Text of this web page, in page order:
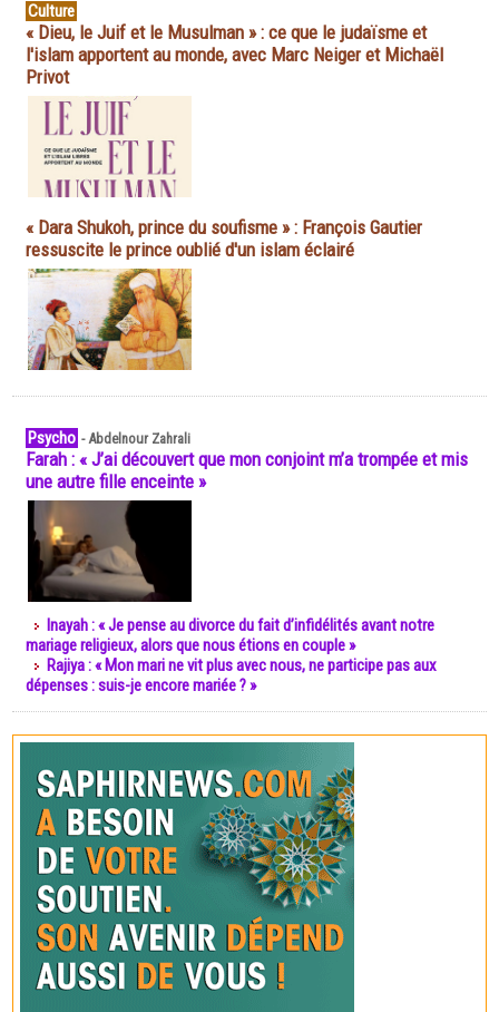
Culture
« Dieu, le Juif et le Musulman » : ce que le judaïsme et
l'islam apportent au monde, avec Marc Neiger et Michaël
Privot
« Dara Shukoh, prince du soufisme » : François Gautier
ressuscite le prince oublié d'un islam éclairé
Psycho -Abdelnour Zahrali
Farah : « J’ai découvert que mon conjoint m’a trompée et mis
une autre fille enceinte »
Inayah : « Je pense au divorce du fait d’infidélités avant notre
mariage religieux, alors que nous étions en couple »
Rajiya : « Mon mari ne vit plus avec nous, ne participe pas aux
dépenses : suis-je encore mariée ? »